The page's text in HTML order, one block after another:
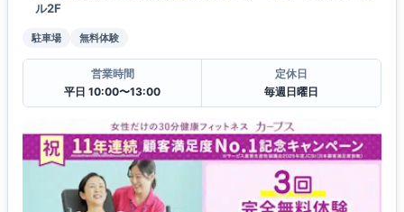
ル2F
駐車場 無料体験
営業時間
平日 10:00〜13:00
定休日
毎週日曜日